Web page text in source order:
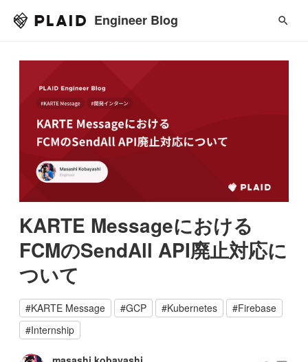
Engineer Blog
KARTE Messageにおける
FCMのSendAll API廃止対応に
ついて
#KARTE Message #GCP #Kubernetes #Firebase
#Internship